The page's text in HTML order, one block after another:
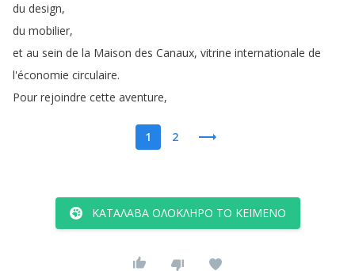
du design,
du mobilier,
et au sein de la Maison des Canaux, vitrine internationale de
l'économie circulaire.
Pour rejoindre cette aventure,
1 2
ΚΑΤΆΛΑΒΑ ΟΛΌΚΛΗΡΟ ΤΟ ΚΕΊΜΕΝΟ